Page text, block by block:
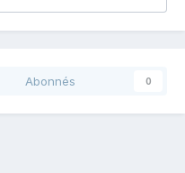
Abonnés 0